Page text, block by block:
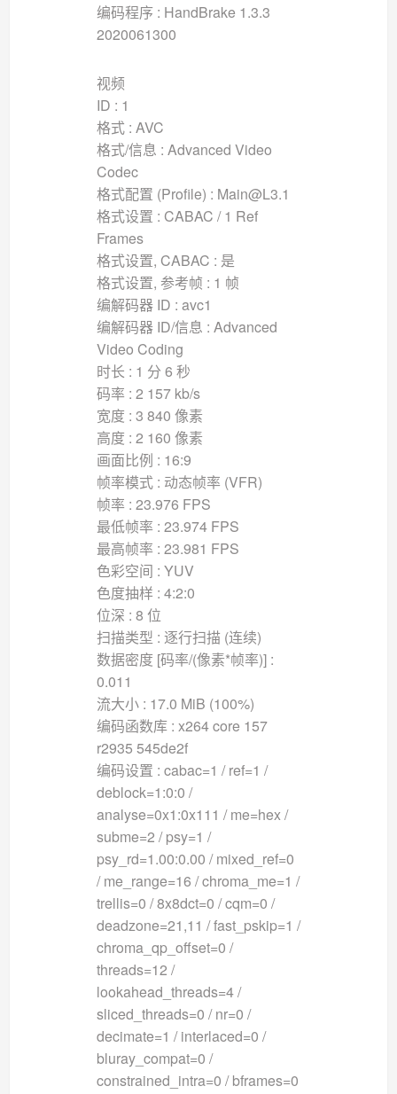
编码程序 : HandBrake 1.3.3
2020061300
视频
ID : 1
格式 : AVC
格式/信息 : Advanced Video
Codec
格式配置 (Profile) : Main@L3.1
格式设置 : CABAC / 1 Ref
Frames
格式设置, CABAC : 是
格式设置, 参考帧 : 1 帧
编解码器 ID : avc1
编解码器 ID/信息 : Advanced
Video Coding
时长 : 1 分 6 秒
码率 : 2 157 kb/s
宽度 : 3 840 像素
高度 : 2 160 像素
画面比例 : 16:9
帧率模式 : 动态帧率 (VFR)
帧率 : 23.976 FPS
最低帧率 : 23.974 FPS
最高帧率 : 23.981 FPS
色彩空间 : YUV
色度抽样 : 4:2:0
位深 : 8 位
扫描类型 : 逐行扫描 (连续)
数据密度 [码率/(像素*帧率)] :
0.011
流大小 : 17.0 MiB (100%)
编码函数库 : x264 core 157
r2935 545de2f
编码设置 : cabac=1 / ref=1 /
deblock=1:0:0 /
analyse=0x1:0x111 / me=hex /
subme=2 / psy=1 /
psy_rd=1.00:0.00 / mixed_ref=0
/ me_range=16 / chroma_me=1 /
trellis=0 / 8x8dct=0 / cqm=0 /
deadzone=21,11 / fast_pskip=1 /
chroma_qp_offset=0 /
threads=12 /
lookahead_threads=4 /
sliced_threads=0 / nr=0 /
decimate=1 / interlaced=0 /
bluray_compat=0 /
constrained_intra=0 / bframes=0